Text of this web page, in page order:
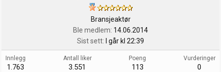
Bransjeaktør
Ble medlem 14.06.2014
Sist sett
I går kl 22:39
Innlegg
1.763
Antall liker
3.551
Poeng
113
Vurderinger
0